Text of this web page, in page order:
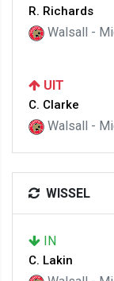
R. Richards
Walsall -
UIT
C. Clarke
Walsall -
WISSEL
IN
C. Lakin